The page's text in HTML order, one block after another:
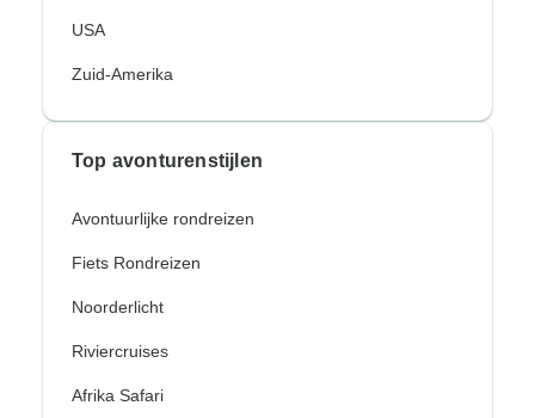
USA
Zuid-Amerika
Top avonturenstijlen
Avontuurlijke rondreizen
Fiets Rondreizen
Noorderlicht
Riviercruises
Afrika Safari